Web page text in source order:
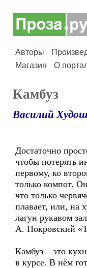
Авторы
Магазин
О
Камбуз
Василий
Достаточно
чтобы потерять
первому, ко
только компот.
что только
плавает, или, на
лагун рукавом
А. Покровский
Камбуз – это
в курсе. В нём